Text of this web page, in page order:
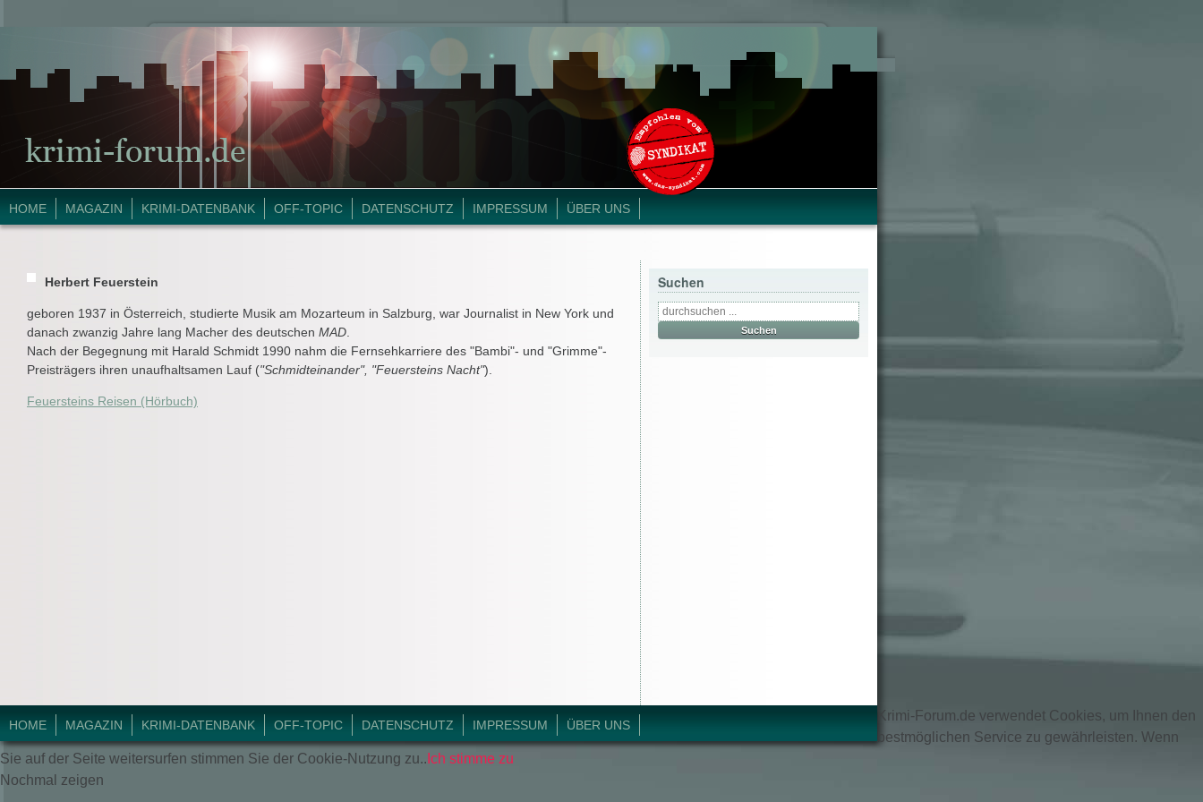
HOME MAGAZIN KRIMI-DATENBANK OFF-TOPIC DATENSCHUTZ IMPRESSUM ÜBER UNS
Herbert Feuerstein
geboren 1937 in Österreich, studierte Musik am Mozarteum in Salzburg, war Journalist in New York und
danach zwanzig Jahre lang Macher des deutschen MAD
Nach der Begegnung mit Harald Schmidt 1990 nahm die Fernsehkarriere des "Bambi"- und "Grimme"-
Preisträgers ihren unaufhaltsamen Lauf ("Schmidteinander", "Feuersteins Nacht").
Feuersteins Reisen (Hörbuch)
Suchen
HOME MAGAZIN KRIMI-DATENBANK OFF-TOPIC DATENSCHUTZ IMPRESSUM ÜBER UNS
© 2018 Krimi-Forum.
Krimi-Forum.de verwendet Cookies, um Ihnen den
bestmöglichen Service zu gewährleisten. Wenn
Sie auf der Seite weitersurfen stimmen Sie der Cookie-Nutzung zu.. Ich stimme zu
Nochmal zeigen